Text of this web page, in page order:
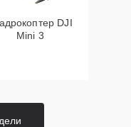
DJI
Mini 3